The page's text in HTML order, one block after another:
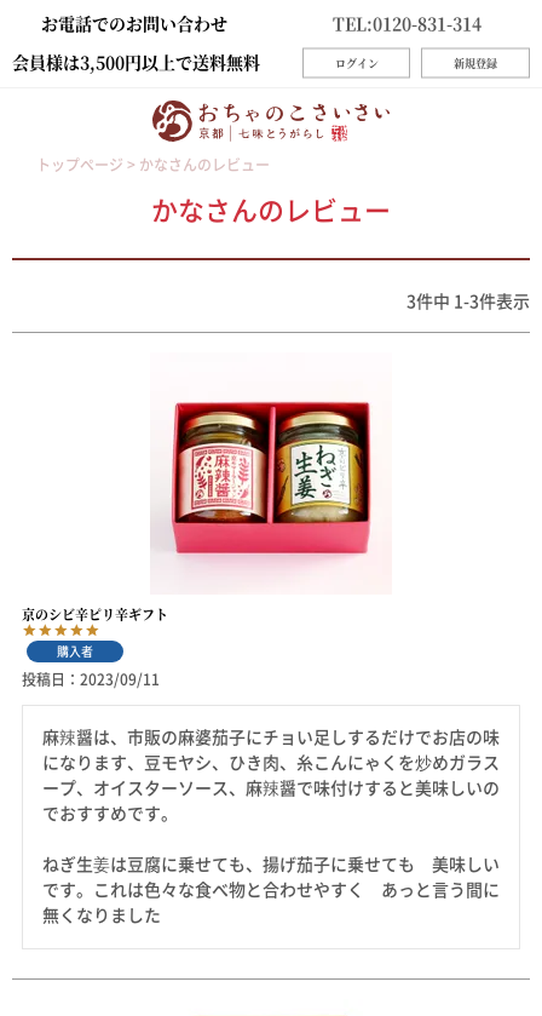
お電話でのお問い合わせ
TEL:0120-831-314
会員様は3,500円以上で送料無料
ログイン 新規登録
トップページ かなさんのレビュー
かなさんのレビュー
3件中 1 -3件表示
京のシビ辛ピリ辛ギフト
購入者
投稿日 2023/09/11
麻辣醤は、市販の麻婆茄子にチョい足しするだけでお店の味
になります、豆モヤシ、ひき肉、糸こんにゃくを炒めガラス
ープ、オイスターソース、麻辣醤で味付けすると美味しいの
でおすすめです。
ねぎ生姜は豆腐に乗せても、揚げ茄子に乗せても　美味しい
です。これは色々な食べ物と合わせやすく　あっと言う間に
無くなりました